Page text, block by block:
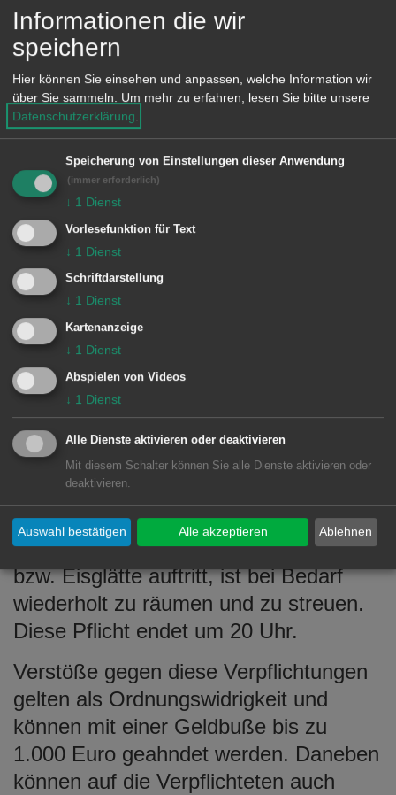
sicherzustellen, dass die ihnen
obliegenden Pflichten ordnungsgemäß
erfüllt werden.
Zum Streuen sollte möglichst
abstumpfendes Material wie Sand,
Splitt oder Asche verwendet werden.
Die Verwendung von Salz oder
salzhaltigen Stoffen ist grundsätzlich
verboten. Als Ausnahmen hierfür gelten
z.B. Eisglätte oder gefährliche
Steigungsstellen. Die Verwendung von
auftauenden Mitteln ist in diesen Fällen
auf ein Höchstmaß (max. 10g/m²) zu
beschränken.
Die Gehwege und sonstigen Flächen
müssen werktags bis 7 Uhr, sonn- und
feiertags bis 8 Uhr geräumt und
gestreut sein. Wenn nach diesem
Zeitpunkt Schnee fällt oder Schnee-
bzw. Eisglätte auftritt, ist bei Bedarf
wiederholt zu räumen und zu streuen.
Diese Pflicht endet um 20 Uhr.
Verstöße gegen diese Verpflichtungen
gelten als Ordnungswidrigkeit und
können mit einer Geldbuße bis zu
1.000 Euro geahndet werden. Daneben
können auf die Verpflichteten auch
Informationen die wir
speichern
Hier können Sie einsehen und anpassen, welche Information wir
über Sie sammeln.
Um mehr zu erfahren, lesen Sie bitte unsere
Datenschutzerklärung
Speicherung von Einstellungen dieser Anwendung
(immer erforderlich)
↓ 1 Dienst
Vorlesefunktion für Text
↓ 1 Dienst
Schriftdarstellung
↓ 1 Dienst
Kartenanzeige
↓ 1 Dienst
Abspielen von Videos
↓ 1 Dienst
Alle Dienste aktivieren oder deaktivieren
Mit diesem Schalter können Sie alle Dienste aktivieren oder
deaktivieren.
Ablehnen
Auswahl bestätigen Alle akzeptieren